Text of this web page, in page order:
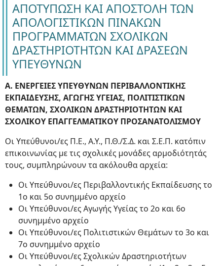
ΑΠΟΤΥΠΩΣΗ ΚΑΙ ΑΠΟΣΤΟΛΗ ΤΩΝ
ΑΠΟΛΟΓΙΣΤΙΚΩΝ ΠΙΝΑΚΩΝ
ΠΡΟΓΡΑΜΜΑΤΩΝ ΣΧΟΛΙΚΩΝ
ΔΡΑΣΤΗΡΙΟΤΗΤΩΝ ΚΑΙ ΔΡΑΣΕΩΝ
ΥΠΕΥΘΥΝΩΝ
Α. ΕΝΕΡΓΕΙΕΣ ΥΠΕΥΘΥΝΩΝ ΠΕΡΙΒΑΛΛΟΝΤΙΚΗΣ
ΕΚΠΑΙΔΕΥΣΗΣ, ΑΓΩΓΗΣ ΥΓΕΙΑΣ, ΠΟΛΙΤΙΣΤΙΚΩΝ
ΘΕΜΑΤΩΝ, ΣΧΟΛΙΚΩΝ ΔΡΑΣΤΗΡΙΟΤΗΤΩΝ ΚΑΙ
ΣΧΟΛΙΚΟΥ ΕΠΑΓΓΕΛΜΑΤΙΚΟΥ ΠΡΟΣΑΝΑΤΟΛΙΣΜΟΥ
Οι Υπεύθυνοι/ες Π.Ε., Α.Υ., Π.Θ./Σ.Δ. και Σ.Ε.Π. κατόπιν
επικοινωνίας με τις σχολικές μονάδες αρμοδιότητάς
τους, συμπληρώνουν τα ακόλουθα αρχεία:
Οι Υπεύθυνοι/ες Περιβαλλοντικής Εκπαίδευσης το
1ο και 5ο συνημμένο αρχείο
Οι Υπεύθυνοι/ες Αγωγής Υγείας το 2ο και 6ο
συνημμένο αρχείο
Οι Υπεύθυνοι/ες Πολιτιστικών Θεμάτων το 3ο και
7ο συνημμένο αρχείο
Οι Υπεύθυνοι/ες Σχολικών Δραστηριοτήτων